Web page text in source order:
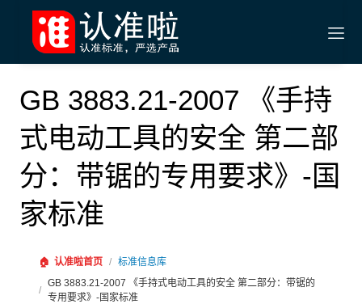
GB 3883.21-2007 《手持
式电动工具的安全 第二部
分：带锯的专用要求》-国
家标准
🏠 认准啦首页 / 标准信息库
/
GB 3883.21-2007 《手持式电动工具的安全 第二部分：带锯的
专用要求》-国家标准